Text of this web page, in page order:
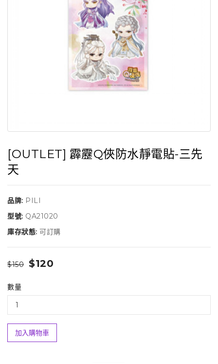
[OUTLET] 霹靂Q俠防水靜電貼-三先
天
品牌: PILI
型號: QA21020
庫存狀態: 可訂購
$150 $120
數量
加入購物車